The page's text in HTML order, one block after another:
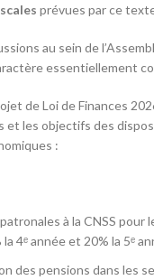
prévues par ce
au sein de
essentiellement
de Loi de Finances
les objectifs des
:
à la CNSS
4ᵉ année et 20% la 5ᵉ
des pensions dans les